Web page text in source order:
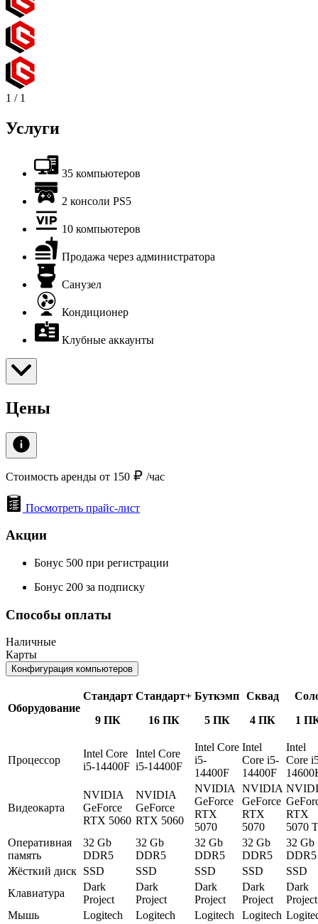
1 / 1
Услуги
35 компьютеров
2 консоли PS5
10 компьютеров
Продажа через администратора
Санузел
Кондиционер
Клубные аккаунты
Цены
Стоимость аренды от 150 /час
Посмотреть прайс-лист
Акции
Бонус 500 при регистрации
Бонус 200 за подписку
Способы оплаты
Наличные
Карты
Конфигурация компьютеров
Оборудование
Стандарт
9 ПК
Стандарт+
16 ПК
Буткэмп
5 ПК
Сквад
4 ПК
1
Процессор
Intel Core
i5-14400F
Intel Core
i5-14400F
Intel Core
i5-
14400F
Intel
Core i5-
14400F
Intel
Core
Видеокарта
NVIDIA
GeForce
RTX 5060
NVIDIA
GeForce
RTX 5060
NVIDIA
GeForce
RTX
5070
NVIDIA
GeForce
RTX
5070
RTX
5070
Оперативная
память
32 Gb
DDR5
32 Gb
DDR5
32 Gb
DDR5
32 Gb
DDR5
32 Gb
DDR5
Жёсткий диск SSD SSD SSD SSD
SSD
Клавиатура
Dark
Project
Dark
Project
Dark
Project
Dark
Project
Dark
Project
Мышь
Logitech Logitech Logitech Logitech